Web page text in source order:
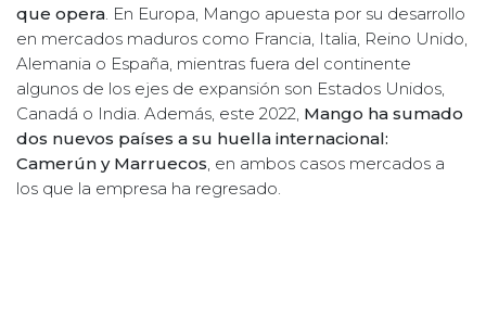
que opera . En Europa, Mango apuesta por su desarrollo
en mercados maduros como Francia, Italia, Reino Unido,
Alemania o España, mientras fuera del continente
algunos de los ejes de expansión son Estados Unidos,
Canadá o India. Además, este 2022, Mango ha sumado
dos nuevos países a su huella internacional:
Camerún y Marruecos , en ambos casos mercados a
los que la empresa ha regresado.